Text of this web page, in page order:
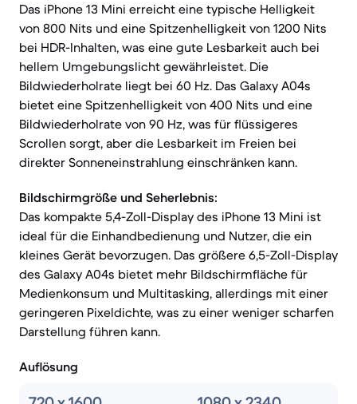
Das iPhone 13 Mini erreicht eine typische Helligkeit
von 800 Nits und eine Spitzenhelligkeit von 1200 Nits
bei HDR-Inhalten, was eine gute Lesbarkeit auch bei
hellem Umgebungslicht gewährleistet. Die
Bildwiederholrate liegt bei 60 Hz. Das Galaxy A04s
bietet eine Spitzenhelligkeit von 400 Nits und eine
Bildwiederholrate von 90 Hz, was für flüssigeres
Scrollen sorgt, aber die Lesbarkeit im Freien bei
direkter Sonneneinstrahlung einschränken kann.
Bildschirmgröße und Seherlebnis:
Das kompakte 5,4-Zoll-Display des iPhone 13 Mini ist
ideal für die Einhandbedienung und Nutzer, die ein
kleines Gerät bevorzugen. Das größere 6,5-Zoll-Display
des Galaxy A04s bietet mehr Bildschirmfläche für
Medienkonsum und Multitasking, allerdings mit einer
geringeren Pixeldichte, was zu einer weniger scharfen
Darstellung führen kann.
Auflösung